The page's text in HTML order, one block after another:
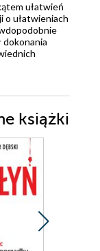
ułatwień
o ułatwieniach
dokonania
książki